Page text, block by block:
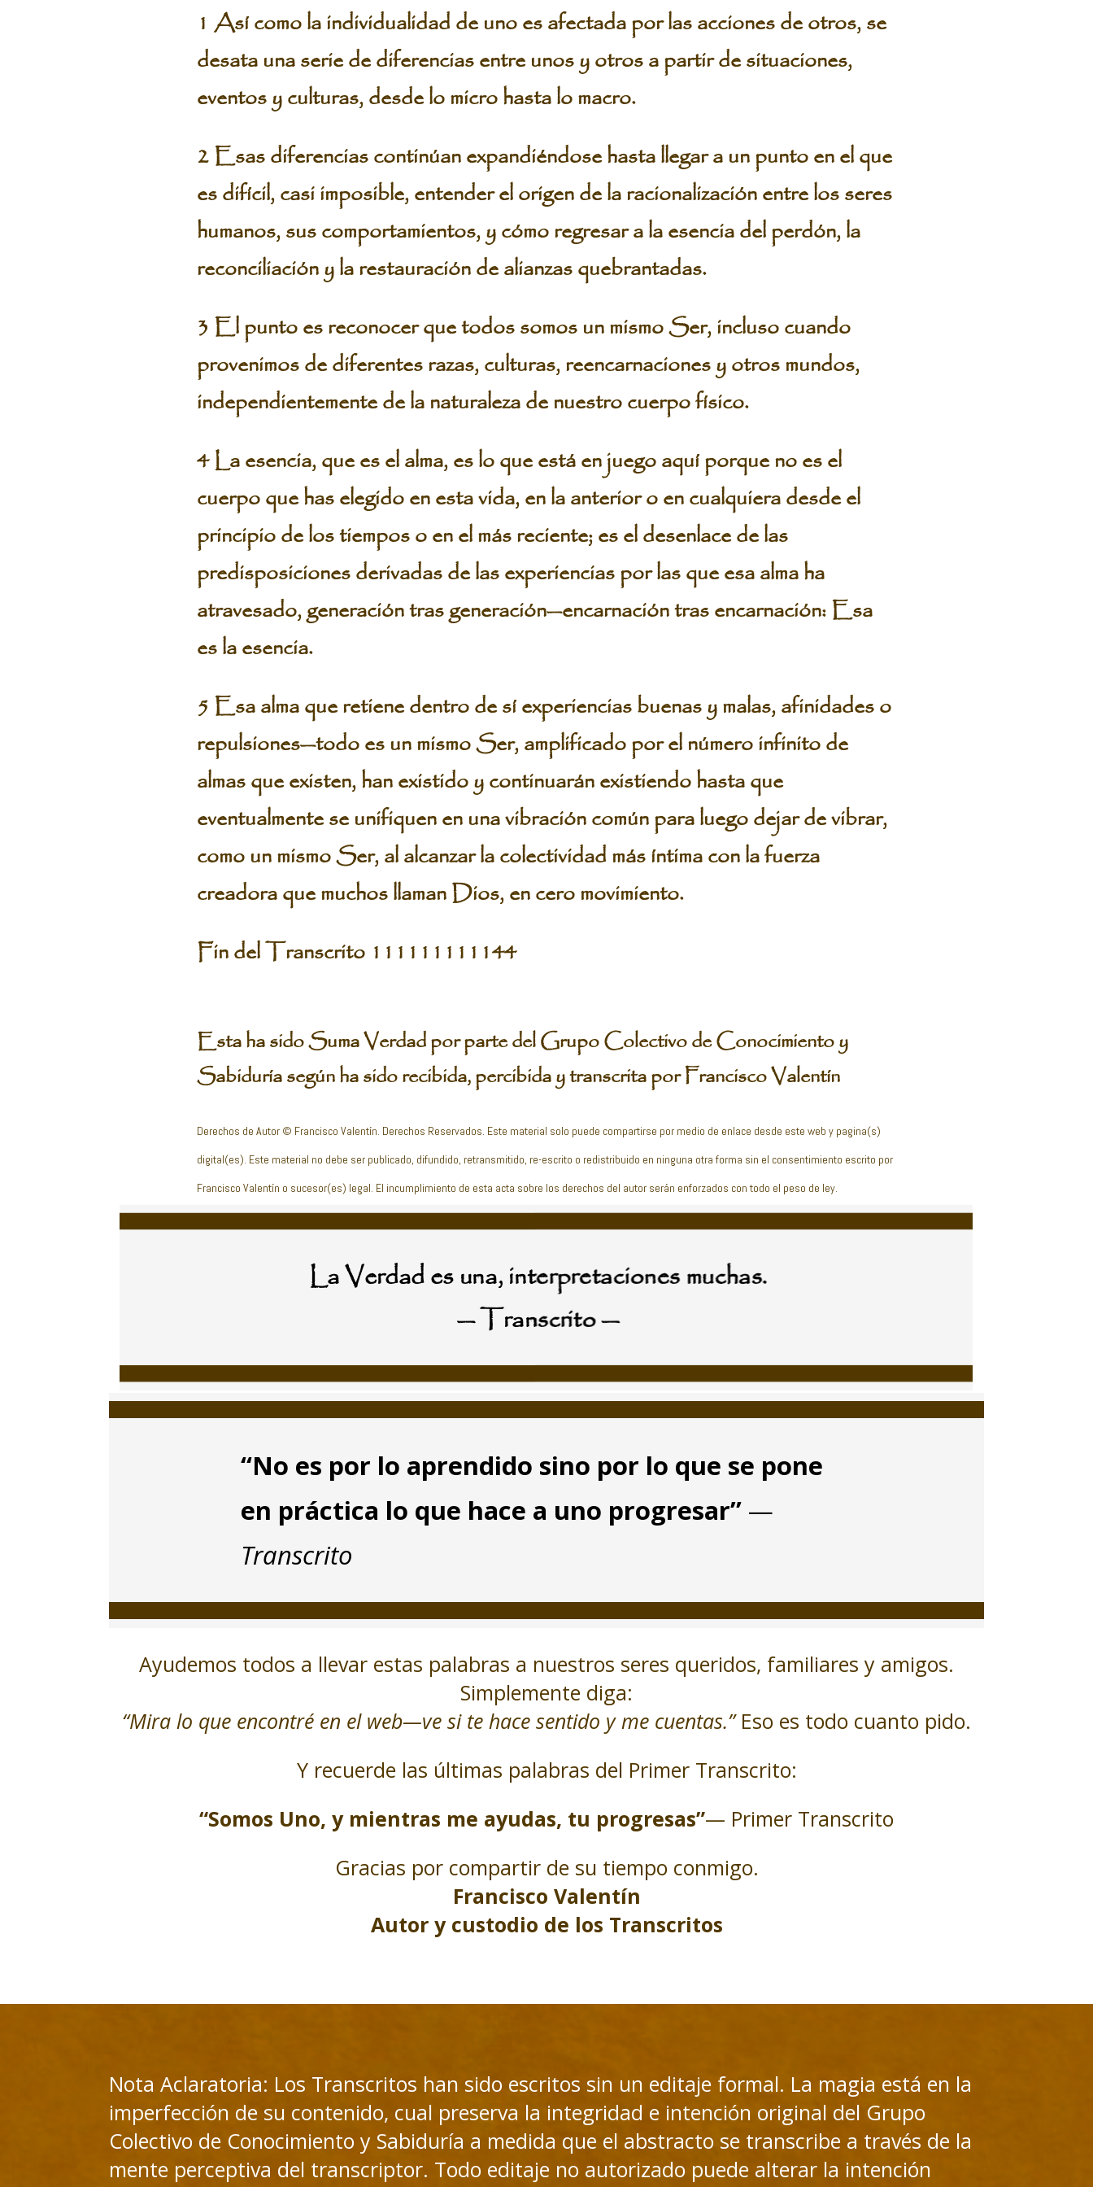
1 Así como la individualidad de uno es afectada por las acciones de otros, se
desata una serie de diferencias entre unos y otros a partir de situaciones,
eventos y culturas, desde lo micro hasta lo macro.
2 Esas diferencias continúan expandiéndose hasta llegar a un punto en el que
es difícil, casi imposible, entender el origen de la racionalización entre los seres
humanos, sus comportamientos, y cómo regresar a la esencia del perdón, la
reconciliación y la restauración de alianzas quebrantadas.
3 El punto es reconocer que todos somos un mismo Ser, incluso cuando
provenimos de diferentes razas, culturas, reencarnaciones y otros mundos,
independientemente de la naturaleza de nuestro cuerpo físico.
4 La esencia, que es el alma, es lo que está en juego aquí porque no es el
cuerpo que has elegido en esta vida, en la anterior o en cualquiera desde el
principio de los tiempos o en el más reciente; es el desenlace de las
predisposiciones derivadas de las experiencias por las que esa alma ha
atravesado, generación tras generación—encarnación tras encarnación: Esa
es la esencia.
5 Esa alma que retiene dentro de sí experiencias buenas y malas, afinidades o
repulsiones—todo es un mismo Ser, amplificado por el número infinito de
almas que existen, han existido y continuarán existiendo hasta que
eventualmente se unifiquen en una vibración común para luego dejar de vibrar,
como un mismo Ser, al alcanzar la colectividad más íntima con la fuerza
creadora que muchos llaman Dios, en cero movimiento.
Fin del Transcrito 111111111144
Esta ha sido Suma Verdad por parte del Grupo Colectivo de Conocimiento y
Sabiduría según ha sido recibida, percibida y transcrita por Francisco Valentín
Derechos de Autor © Francisco Valentín. Derechos Reservados. Este material solo puede compartirse por medio de enlace desde este web y pagina(s)
digital(es). Este material no debe ser publicado, difundido, retransmitido, re-escrito o redistribuido en ninguna otra forma sin el consentimiento escrito por
Francisco Valentín o sucesor(es) legal. El incumplimiento de esta acta sobre los derechos del autor serán enforzados con todo el peso de ley.
La Verdad es una, interpretaciones muchas.
— Transcrito —
“No es por lo aprendido sino por lo que se pone
en práctica lo que hace a uno progresar”—
Transcrito
Ayudemos todos a llevar estas palabras a nuestros seres queridos, familiares y amigos.
Simplemente diga:
“Mira lo que encontré en el web—ve si te hace sentido y me cuentas.”Eso es todo cuanto pido.
Y recuerde las últimas palabras del Primer Transcrito:
“Somos Uno, y mientras me ayudas, tu progresas”— Primer Transcrito
Gracias por compartir de su tiempo conmigo.
Francisco Valentín
Autor y custodio de los Transcritos
Nota Aclaratoria: Los Transcritos han sido escritos sin un editaje formal. La magia está en la
imperfección de su contenido, cual preserva la integridad e intención original del Grupo
Colectivo de Conocimiento y Sabiduría a medida que el abstracto se transcribe a través de la
mente perceptiva del transcriptor. Todo editaje no autorizado puede alterar la intención